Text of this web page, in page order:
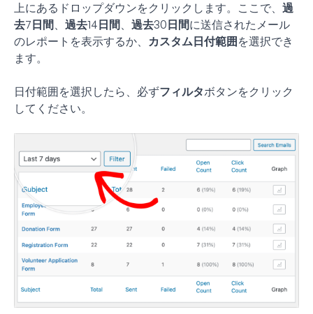
上にあるドロップダウンをクリックします。ここで、 過
去7日間 、 過去14日間 、 過去30日間に送信されたメール
のレポートを表示するか、 カスタム日付範囲 を選択でき
ます。
日付範囲を選択したら、必ずフィルタボタンをクリック
してください。